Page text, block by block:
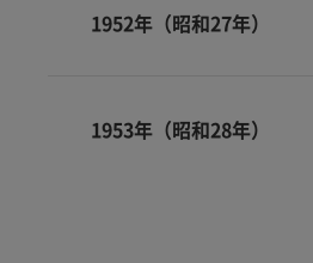
1952年（昭和27年）
1953年（昭和28年）